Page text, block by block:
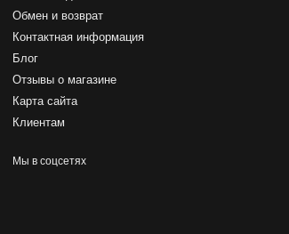
Обмен и возврат
Контактная информация
Блог
Отзывы о магазине
Карта сайта
Клиентам
Мы в соцсетях